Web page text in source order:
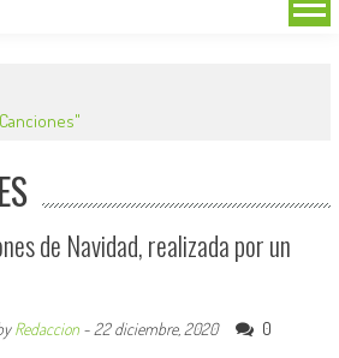
de Navidad, realizada por un
Redaccion- 22 diciembre, 2020 0